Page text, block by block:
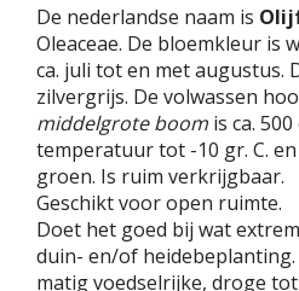
De nederlandse naam is
Oleaceae. De bloemkleur is
ca. juli tot en met augustus.
zilvergrijs. De volwassen
middelgrote boom is ca.
temperatuur tot -10 gr. C.
groen. Is ruim verkrijgbaar.
Geschikt voor open ruimte.
Doet het goed bij wat
duin- en/of
matig voedselrijke, droge